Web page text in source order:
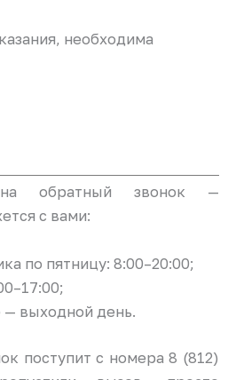
необходима
на обратный звонок —
с вами:
по пятницу: 8:00–20:00;
— выходной день.
поступит с номера 8 (812)